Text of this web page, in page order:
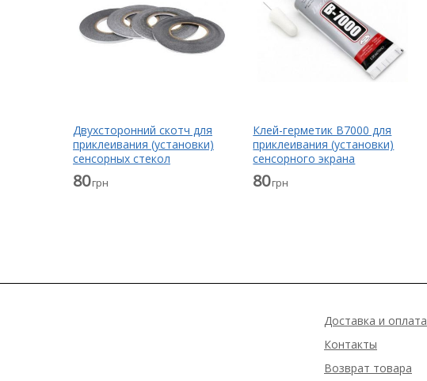
Двухсторонний скотч для
приклеивания (установки)
сенсорных стекол
(тачскринов), дисплеев
(модулей) и корпусов к их
80грн
Клей-герметик B7000 для
приклеивания (установки)
сенсорного экрана
(тачскрина), дисплея
(модуля) прозрачный 15 мл
80грн
Доставка и оплата
Контакты
Возврат товара